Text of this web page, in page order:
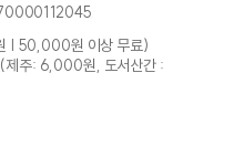
| 50,000원 이상 무료)
(제주: 6,000원, 도서산간 :